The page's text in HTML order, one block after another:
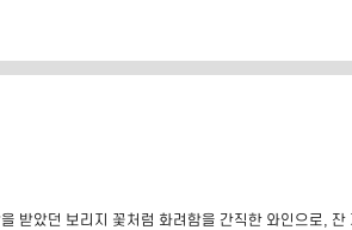
받았던 보리지 꽃처럼 화려함을 간직한 와인으로,